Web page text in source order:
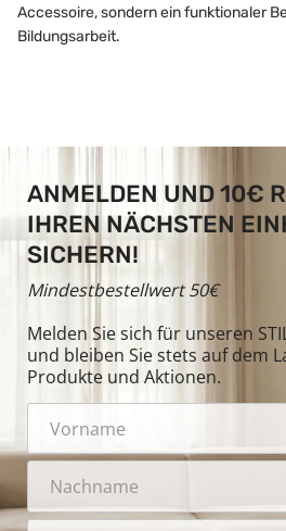
Accessoire, sondern ein funktionaler
Bildungsarbeit.
ANMELDEN UND 10€
IHREN NÄCHSTEN
SICHERN!
Mindestbestellwert 50€
Melden Sie sich für unseren
und bleiben Sie stets auf dem
Produkte und Aktionen.